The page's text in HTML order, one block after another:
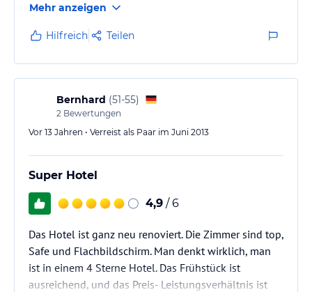
sauber und ordentlich. 12 mim zu Fuß in die Stadt
und ein sehr sehr gutes und empfehlenswertes
Restaurant gegenüber vom Hotel. Daumen nach
oben!!!
Mehr anzeigen
Hilfreich Teilen
Bernhard (51-55)
2 Bewertungen
Vor 13 Jahren • Verreist als Paar im Juni 2013
Super Hotel
4,9 / 6
Das Hotel ist ganz neu renoviert. Die Zimmer sind top,
Safe und Flachbildschirm. Man denkt wirklich, man
ist in einem 4 Sterne Hotel. Das Frühstück ist
ausreichend, und das Preis- Leistungsverhältnis ist